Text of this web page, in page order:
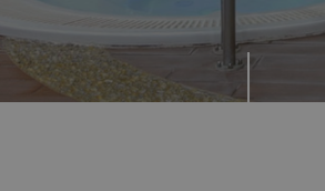
Top 5 bestsellers
WAKACJE nad morzem - Wyspa
atrakcji Lato 2026